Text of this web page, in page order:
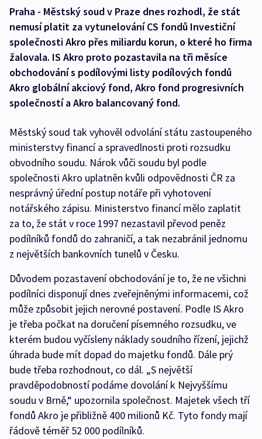
Praha - Městský soud v Praze dnes rozhodl, že stát
nemusí platit za vytunelování CS fondů Investiční
společnosti Akro přes miliardu korun, o které ho firma
žalovala. IS Akro proto pozastavila na tři měsíce
obchodování s podílovými listy podílových fondů
Akro globální akciový fond, Akro fond progresivních
společností a Akro balancovaný fond.
Městský soud tak vyhověl odvolání státu zastoupeného
ministerstvy financí a spravedlnosti proti rozsudku
obvodního soudu. Nárok vůči soudu byl podle
společnosti Akro uplatněn kvůli odpovědnosti ČR za
nesprávný úřední postup notáře při vyhotovení
notářského zápisu. Ministerstvo financí mělo zaplatit
za to, že stát v roce 1997 nezastavil převod peněz
podílníků fondů do zahraničí, a tak nezabránil jednomu
z největších bankovních tunelů v Česku.
Důvodem pozastavení obchodování je to, že ne všichni
podílníci disponují dnes zveřejněnými informacemi, což
může způsobit jejich nerovné postavení. Podle IS Akro
je třeba počkat na doručení písemného rozsudku, ve
kterém budou vyčísleny náklady soudního řízení, jejichž
úhrada bude mít dopad do majetku fondů. Dále prý
bude třeba rozhodnout, co dál. „S největší
pravděpodobností podáme dovolání k Nejvyššímu
soudu v Brně,“ upozornila společnost. Majetek všech tří
fondů Akro je přibližně 400 milionů Kč. Tyto fondy mají
řádově téměř 52 000 podílníků.